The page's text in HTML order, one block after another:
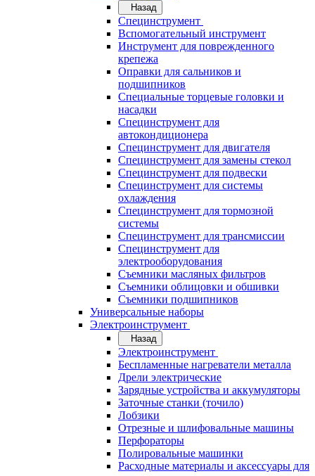
Назад
Специнструмент
Вспомогательный инструмент
Инструмент для поврежденного
крепежа
Оправки для сальников и
подшипников
Специальные торцевые головки и
насадки
Специнструмент для
автокондиционера
Специнструмент для двигателя
Специнструмент для замены стекол
Специнструмент для подвески
Специнструмент для системы
охлаждения
Специнструмент для тормозной
системы
Специнструмент для трансмиссии
Специнструмент для
электрооборудования
Съемники масляных фильтров
Съемники облицовки и обшивки
Съемники подшипников
Универсальные наборы
Электроинструмент
Назад
Электроинструмент
Беспламенные нагреватели металла
Дрели электрические
Зарядные устройства и аккумуляторы
Заточные станки (точило)
Лобзики
Отрезные и шлифовальные машины
Перфораторы
Полировальные машинки
Расходные материалы и аксессуары для